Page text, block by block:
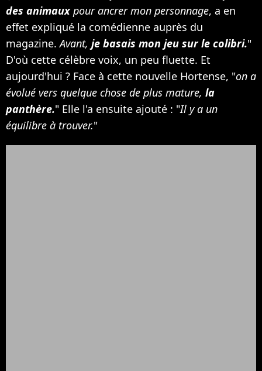
des animauxpour ancrer mon personnage, a en
effet expliqué la comédienne auprès du
magazine.Avant, je basais mon jeu sur le colibri."
D'où cette célèbre voix, un peu fluette. Et
aujourd'hui ? Face à cette nouvelle Hortense, "on a
évolué vers quelque chose de plus mature, la
panthère." Elle l'a ensuite ajouté : "Il y a un
équilibre à trouver."